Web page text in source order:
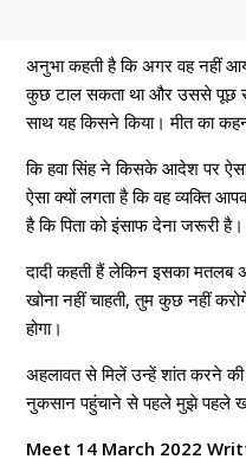
अनुभा कहती है कि अगर वह नहीं
कुछ टाल सकता था और उससे पूछ
साथ यह किसने किया। मीत का
कि हवा सिंह ने किसके आदेश पर
ऐसा क्यों लगता है कि वह व्यक्ति
है कि पिता को इंसाफ देना जरूरी है।
दादी कहती हैं लेकिन इसका मतलब
खोना नहीं चाहती, तुम कुछ नहीं
होगा।
अहलावत से मिलें उन्हें शांत करने
नुकसान पहुंचाने से पहले मुझे पहले
Meet 14 March 2022